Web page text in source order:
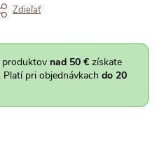
Zdieľať
nad 50 € získate
pri objednávkach do 20